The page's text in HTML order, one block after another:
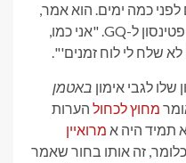
כמה ימים. הוא אמר,
'אוי, 11 שבועות של לילות'", אמר פטינסון ל-GQ. "אני כמו,
שלח לי לוח זמנים'".
לגבי אימון באטמן
מחוץ לכחול הערות
תמיד היה א מרואיין
זה אותו בחור שאמר